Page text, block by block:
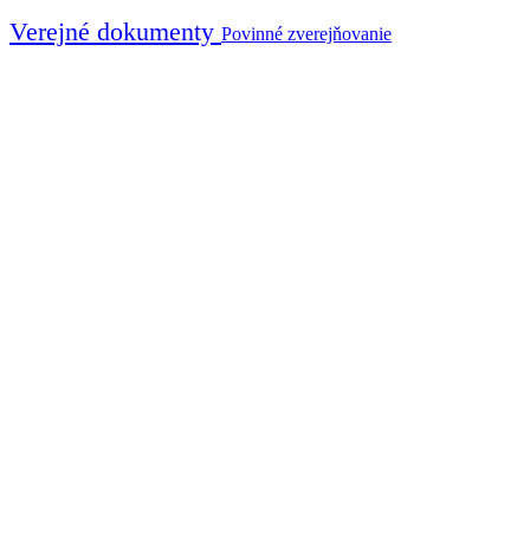
Verejné dokumenty Povinné zverejňovanie